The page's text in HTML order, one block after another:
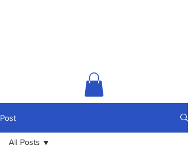
Post
All Posts